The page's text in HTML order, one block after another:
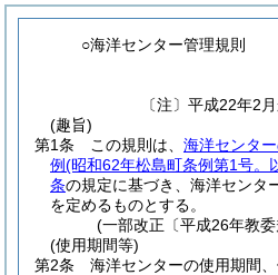
○海洋センター管理規則
〔注〕平成22年2
(趣旨)
第1条
この規則は、 海洋センタ
例(昭和62年松島町条例第1号。
条の規定に基づき、海洋センタ
を定めるものとする。
(一部改正〔平成26年教
(使用期間等)
第2条
海洋センターの使用期間